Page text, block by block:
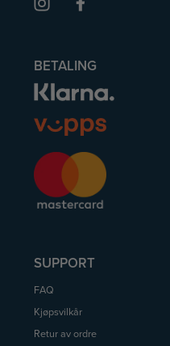
BETALING
SUPPORT
FAQ
Kjøpsvilkår
Retur av ordre